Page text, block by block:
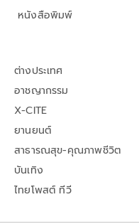
หนังสือพิมพ์
ต่างประเทศ
อาชญากรรม
X-CITE
ยานยนต์
สาธารณสุข-คุณภาพชีวิต
บันเทิง
ไทยโพสต์ ทีวี